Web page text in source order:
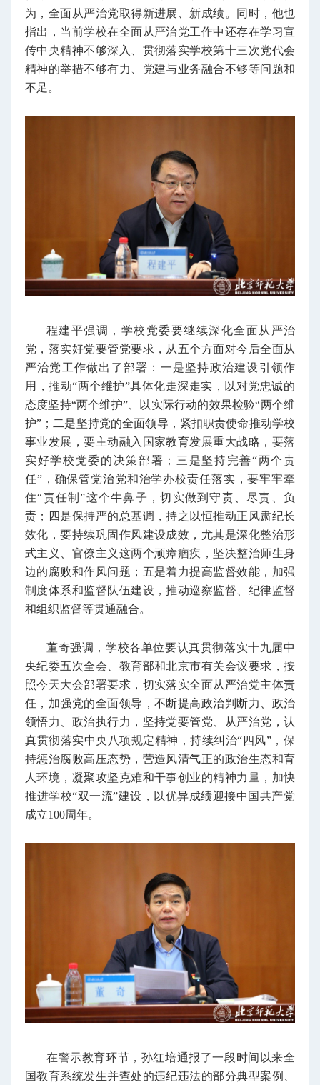
为，全面从严治党取得新进展、新成绩。同时，他也
指出，当前学校在全面从严治党工作中还存在学习宣
传中央精神不够深入、贯彻落实学校第十三次党代会
精神的举措不够有力、党建与业务融合不够等问题和
不足。
程建平强调，学校党委要继续深化全面从严治
党，落实好党要管党要求，从五个方面对今后全面从
严治党工作做出了部署：一是坚持政治建设引领作
用，推动“两个维护”具体化走深走实，以对党忠诚的
态度坚持“两个维护”、以实际行动的效果检验“两个维
护”；二是坚持党的全面领导，紧扣职责使命推动学校
事业发展，要主动融入国家教育发展重大战略，要落
实好学校党委的决策部署；三是坚持完善“两个责
任”，确保管党治党和治学办校责任落实，要牢牢牵
住“责任制”这个牛鼻子，切实做到守责、尽责、负
责；四是保持严的总基调，持之以恒推动正风肃纪长
效化，要持续巩固作风建设成效，尤其是深化整治形
式主义、官僚主义这两个顽瘴痼疾，坚决整治师生身
边的腐败和作风问题；五是着力提高监督效能，加强
制度体系和监督队伍建设，推动巡察监督、纪律监督
和组织监督等贯通融合。
董奇强调，学校各单位要认真贯彻落实十九届中
央纪委五次全会、教育部和北京市有关会议要求，按
照今天大会部署要求，切实落实全面从严治党主体责
任，加强党的全面领导，不断提高政治判断力、政治
领悟力、政治执行力，坚持党要管党、从严治党，认
真贯彻落实中央八项规定精神，持续纠治“四风”，保
持惩治腐败高压态势，营造风清气正的政治生态和育
人环境，凝聚攻坚克难和干事创业的精神力量，加快
推进学校“双一流”建设，以优异成绩迎接中国共产党
成立100周年。
在警示教育环节，孙红培通报了一段时间以来全
国教育系统发生并查处的违纪违法的部分典型案例、